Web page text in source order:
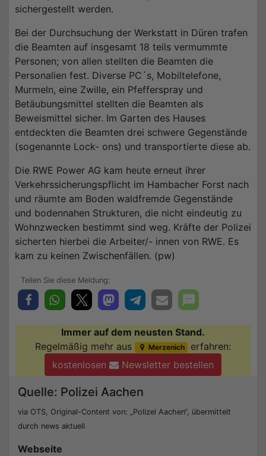
sichergestellt werden.
Bei der Durchsuchung der Werkstatt in Düren trafen
die Beamten auf insgesamt 18 teils vermummte
Personen; von allen stellten die Beamten die
Personalien fest. Diverse PC´s, Mobiltelefone,
Murmeln, eine Zwille, ein Pfefferspray und
Betäubungsmittel stellten die Beamten als
Beweismittel sicher. Im Garten des Hauses
entdeckten die Beamten drei schwere Gegenstände
(sogenannte Lock- ons) und transportierte diese ab.
Die RWE Power AG kam heute erneut ihrer
Verkehrssicherungspflicht im Hambacher Forst nach
und räumte am Boden waldfremde Gegenstände
und bodennahen Strukturen, die nicht eindeutig zu
Wohnzwecken bestimmt sind weg. Kräfte der Polizei
sicherten hierbei die Arbeiter/- innen von RWE. Es
kam zu keinen Zwischenfällen. (pw)
Immer auf dem neusten Stand.
Regelmäßig mehr aus
Merzenich
erfahren:
kostenlosen
Newsletter bestellen
Quelle: Polizei Aachen
via OTS, Original-Content von: „Polizei Aachen“, übermittelt
durch news aktuell
Webseite